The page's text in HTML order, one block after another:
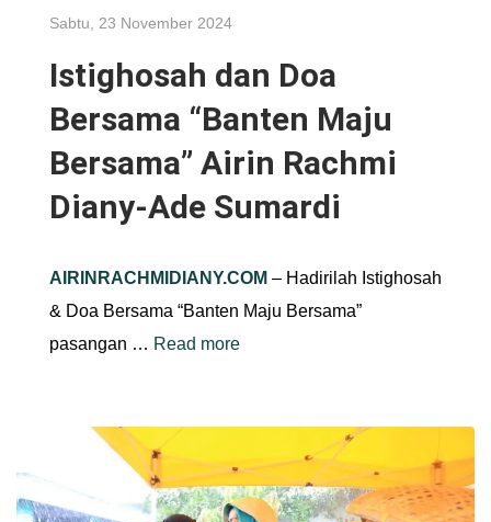
Sabtu, 23 November 2024
Istighosah dan Doa
Bersama “Banten Maju
Bersama” Airin Rachmi
Diany-Ade Sumardi
AIRINRACHMIDIANY.COM – Hadirilah Istighosah
& Doa Bersama “Banten Maju Bersama”
pasangan … Read more